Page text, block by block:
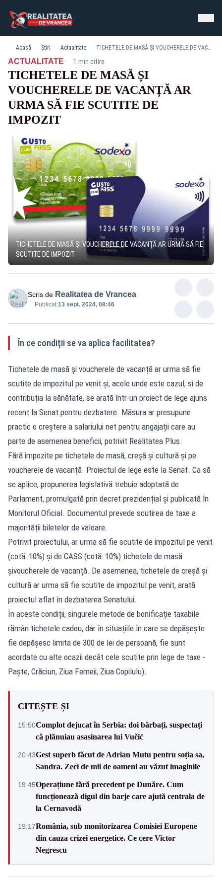
Acasă Știri Actualitate TICHETELE DE MASĂ ȘI VOUCHERELE DE VACANȚĂ AR URMA SĂ FIE SCUTITE DE IMPOZIT
ACTUALITATE· 1 min citire
TICHETELE DE MASĂ ȘI
VOUCHERELE DE VACANȚĂ AR
URMA SĂ FIE SCUTITE DE
IMPOZIT
TICHETELE DE MASĂ ȘI VOUCHERELE DE VACANȚĂ AR URMA SĂ FIE
SCUTITE DE IMPOZIT
Scris de Realitatea de Vrancea
Publicat:13 sept. 2024, 08:46
În ce condiții se va aplica facilitatea?
Tichetele de masă și voucherele de vacanță ar urma să fie
scutite de impozitul pe venit și, acolo unde este cazul, si de
contribuția la sănătate, se arată într-un proiect de lege ajuns
recent la Senat pentru dezbatere. Măsura ar presupune
practic o creștere a salariului net pentru angajații care au
parte de asemenea beneficii, potrivit Realitatea Plus.
Fără impozite pe tichetele de masă, creșă și cultură și pe
voucherele de vacanță. Proiectul de lege este la Senat. Ca să
se aplice, propunerea legislativă trebuie adoptată de
Parlament, promulgată prin decret prezidențial și publicată în
Monitorul Oficial. Documentul prevede scutirea de taxe a
majorității biletelor de valoare.
Potrivit proiectului, ar urma să fie scutite de impozitul pe venit
(cotă: 10%) și de CASS (cotă: 10%) tichetele de masă
șivoucherele de vacanță. De asemenea, tichetele de creșă și
cultură ar urma să fie scutite de impozitul pe venit, arată
proiectul aflat în dezbaterea Senatului.
În aceste condiții, singurele metode de bonificație taxabile
rămân tichetele cadou, dar în situațiile în care se depășește
fie depășesc limita de 300 de lei de persoană, fie sunt
acordate cu alte ocazii decât cele scutite prin lege de taxe -
Paște, Crăciun, Ziua Femeii, Ziua Copilulu).
CITEȘTE ȘI
15:50Complot dejucat în Serbia: doi bărbați, suspectați
că plănuiau asasinarea lui Vučić
20:43Gest superb făcut de Adrian Mutu pentru soția sa,
Sandra. Zeci de mii de oameni au văzut imaginile
19:45Operațiune fără precedent pe Dunăre. Cum
funcționează digul din barje care ajută centrala de
la Cernavodă
19:17România, sub monitorizarea Comisiei Europene
din cauza crizei energetice. Ce cere Victor
Negrescu